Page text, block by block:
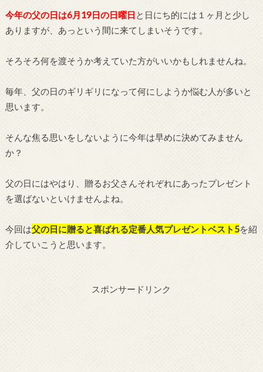
今年の父の日は6月19日の日曜日 と日にち的には１ヶ月と少し
ありますが、あっという間に来てしまいそうです。
そろそろ何を渡そうか考えていた方がいいかもしれませんね。
毎年、父の日のギリギリになって何にしようか悩む人が多いと
思います。
そんな焦る思いをしないように今年は早めに決めてみません
か？
父の日にはやはり、贈るお父さんそれぞれにあったプレゼント
を選ばないといけませんよね。
今回は父の日に贈ると喜ばれる定番人気プレゼントベスト5を紹
介していこうと思います。
スポンサードリンク